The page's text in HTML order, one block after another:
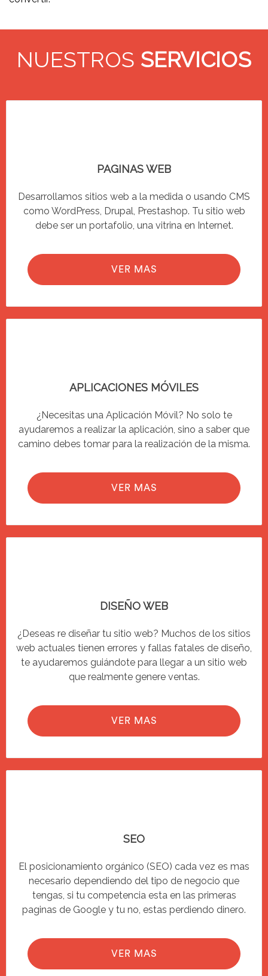
NUESTROS SERVICIOS
PAGINAS WEB
Desarrollamos sitios web a la medida o usando CMS
como WordPress, Drupal, Prestashop. Tu sitio web
debe ser un portafolio, una vitrina en Internet.
VER MAS
APLICACIONES MÓVILES
¿Necesitas una Aplicación Móvil? No solo te
ayudaremos a realizar la aplicación, sino a saber que
camino debes tomar para la realización de la misma.
VER MAS
DISEÑO WEB
¿Deseas re diseñar tu sitio web? Muchos de los sitios
web actuales tienen errores y fallas fatales de diseño,
te ayudaremos guiándote para llegar a un sitio web
que realmente genere ventas.
VER MAS
SEO
El posicionamiento orgánico (SEO) cada vez es mas
necesario dependiendo del tipo de negocio que
tengas, si tu competencia esta en las primeras
paginas de Google y tu no, estas perdiendo dinero.
VER MAS